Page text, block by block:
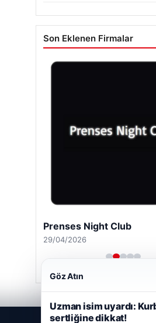
Son Eklenen Firmalar
Prenses Night Club
29/04/2026
Göz Atın
Uzman isim uyardı:
sertliğine dikkat!